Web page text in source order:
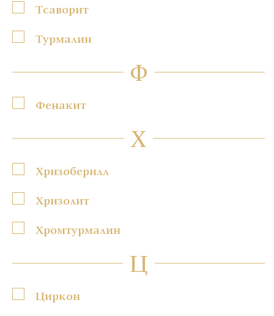
Тсаворит
Турмалин
Ф
Фенакит
Х
Хризоберилл
Хризолит
Хромтурмалин
Ц
Циркон